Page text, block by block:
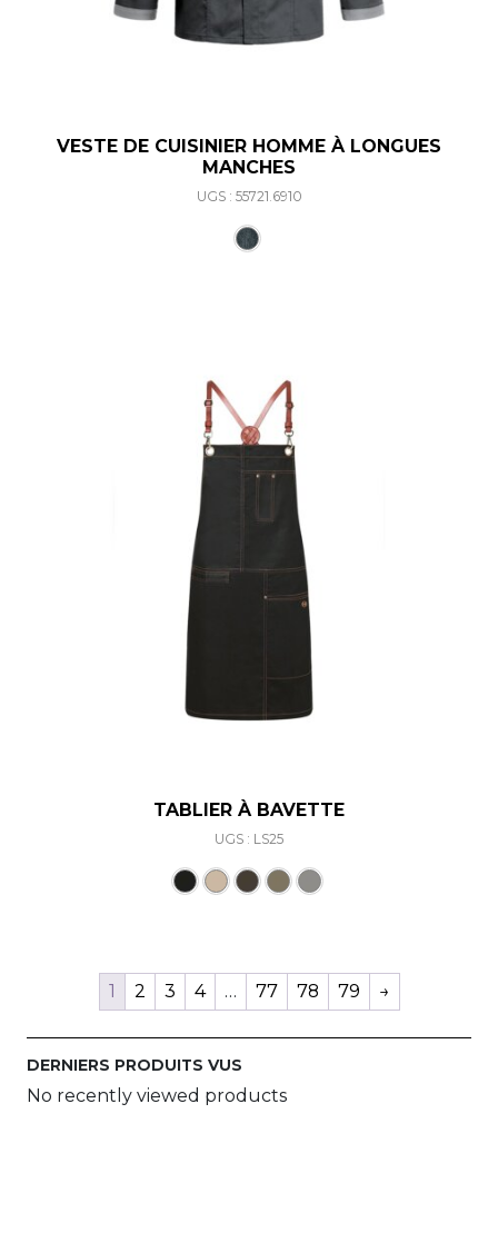
VESTE DE CUISINIER HOMME À LONGUES
MANCHES
UGS : 55721.6910
TABLIER À BAVETTE
UGS : LS25
1 2 3 4 … 77 78 79 →
DERNIERS PRODUITS VUS
No recently viewed products